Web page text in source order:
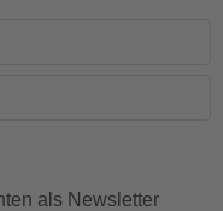
als Newsletter